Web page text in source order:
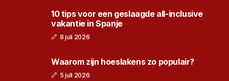
10 tips voor een geslaagde all-inclusive
vakantie in Spanje
8 juli 2026
Waarom zijn hoeslakens zo populair?
5 juli 2026